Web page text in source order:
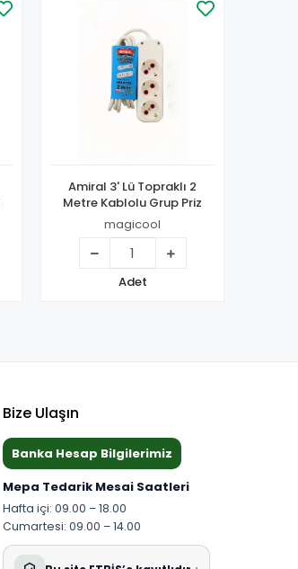
Amiral 3' Lü Topraklı 2
Metre Kablolu Grup Priz
magicool
Adet
Bize Ulaşın
Banka Hesap Bilgilerimiz
Mepa Tedarik Mesai Saatleri
Hafta içi: 09.00 – 18.00
Cumartesi: 09.00 – 14.00